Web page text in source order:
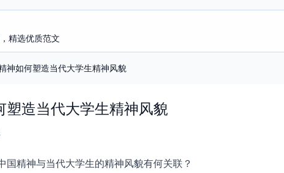
精选优质范文
神如何塑造当代大学生精神风貌
塑造当代大学生精神风貌
国精神与当代大学生的精神风貌有何关联？